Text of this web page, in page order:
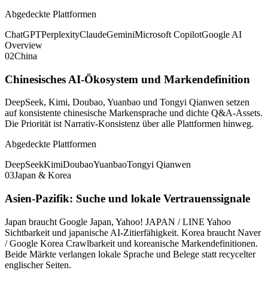
Abgedeckte Plattformen
ChatGPTPerplexityClaudeGeminiMicrosoft CopilotGoogle AI
Overview
02China
Chinesisches AI-Ökosystem und Markendefinition
DeepSeek, Kimi, Doubao, Yuanbao und Tongyi Qianwen setzen
auf konsistente chinesische Markensprache und dichte Q&A-Assets.
Die Priorität ist Narrativ-Konsistenz über alle Plattformen hinweg.
Abgedeckte Plattformen
DeepSeekKimiDoubaoYuanbaoTongyi Qianwen
03Japan & Korea
Asien-Pazifik: Suche und lokale Vertrauenssignale
Japan braucht Google Japan, Yahoo! JAPAN / LINE Yahoo
Sichtbarkeit und japanische AI-Zitierfähigkeit. Korea braucht Naver
/ Google Korea Crawlbarkeit und koreanische Markendefinitionen.
Beide Märkte verlangen lokale Sprache und Belege statt recycelter
englischer Seiten.